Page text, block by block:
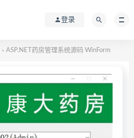
登录
> ASP.NET药房管理系统源码 WinForm